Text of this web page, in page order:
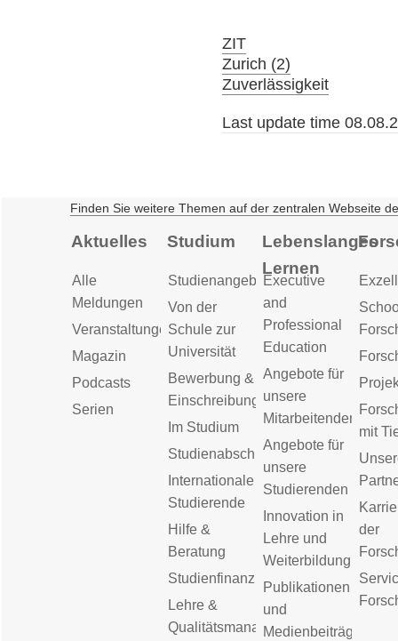
ZIT
Zurich (2)
Zuverlässigkeit
Last update time
Finden Sie weitere Themen auf der zentralen Webseite
Aktuelles
Alle
Meldungen
Veranstaltungen
Magazin
Podcasts
Serien
Studium
Studienangebot
Von der
Schule zur
Universität
Bewerbung &
Einschreibung
Im Studium
Studienabschluss
Internationale
Studierende
Hilfe &
Beratung
Studienfinanzierung
Lehre &
Qualitätsmanagement
Lebenslanges
Lernen
Executive
and
Professional
Education
Angebote für
unsere
Mitarbeitenden
Angebote für
unsere
Studierenden
Innovation in
Lehre und
Weiterbildung
Publikationen
und
Medienbeiträge
mit
der